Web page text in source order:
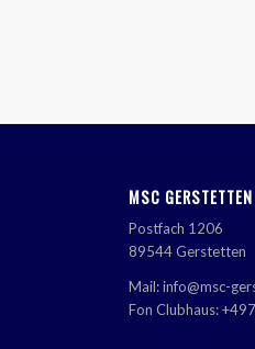
MSC
Postfach 1206
89544 Gerstetten
Mail: info@msc-
Fon Clubhaus: